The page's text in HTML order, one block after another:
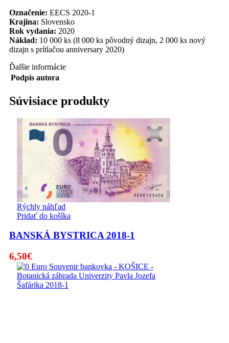
Označenie: EECS 2020-1
Krajina: Slovensko
Rok vydania: 2020
Náklad: 10 000 ks (8 000 ks pôvodný dizajn, 2 000 ks nový
dizajn s prítlačou anniversary 2020)
Ďalšie informácie
Podpis autora
Súvisiace produkty
Rýchly náhľad
Pridať do košíka
BANSKÁ BYSTRICA 2018-1
6,50€